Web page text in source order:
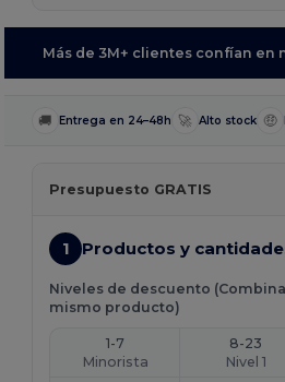
Más de 3M+ clientes confían en
🚚 Entrega en 24–48h 🚀 Alto stock 🤑
Presupuesto GRATIS
1 Productos y
Niveles de descuento
mismo producto)
1-7
Minorista
8-23
Nivel 1